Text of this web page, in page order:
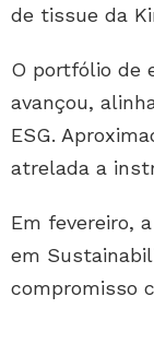
de tissue da
O portfólio de
avançou,
ESG.
atrelada a
Em fevereiro,
em
compromisso